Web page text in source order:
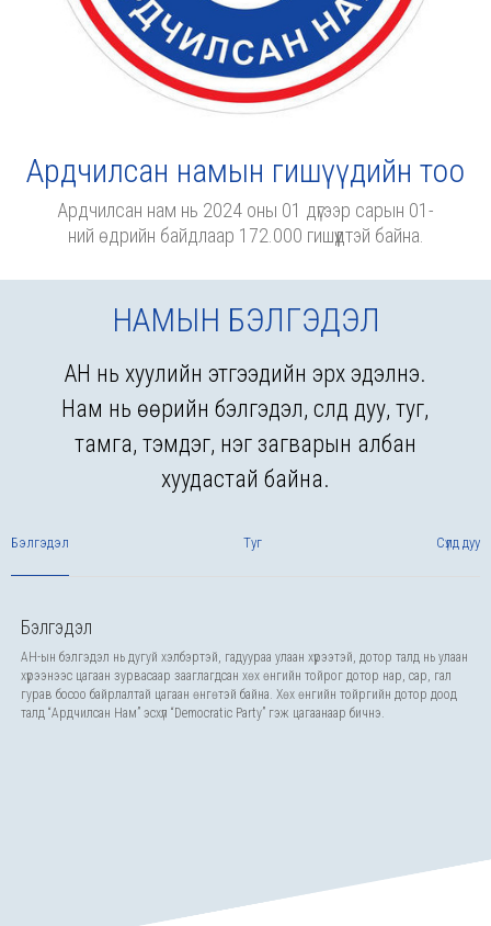
Ардчилсан намын гишүүдийн тоо
Ардчилсан нам нь 2024 оны 01 дүгээр сарын 01-
ний өдрийн байдлаар 172.000 гишүүдтэй байна.
НАМЫН БЭЛГЭДЭЛ
АН нь хуулийн этгээдийн эрх эдэлнэ.
Нам нь өөрийн бэлгэдэл, сүлд дуу, туг,
тамга, тэмдэг, нэг загварын албан
хуудастай байна.
Бэлгэдэл Туг Сүлд дуу
Бэлгэдэл
АН-ын бэлгэдэл нь дугуй хэлбэртэй, гадуураа улаан хүрээтэй, дотор талд нь улаан
хүрээнээс цагаан зурвасаар зааглагдсан хөх өнгийн тойрог дотор нар, сар, гал
гурав босоо байрлалтай цагаан өнгөтэй байна. Хөх өнгийн тойргийн дотор доод
талд “Ардчилсан Нам” эсхүл “Democratic Party” гэж цагаанаар бичнэ.